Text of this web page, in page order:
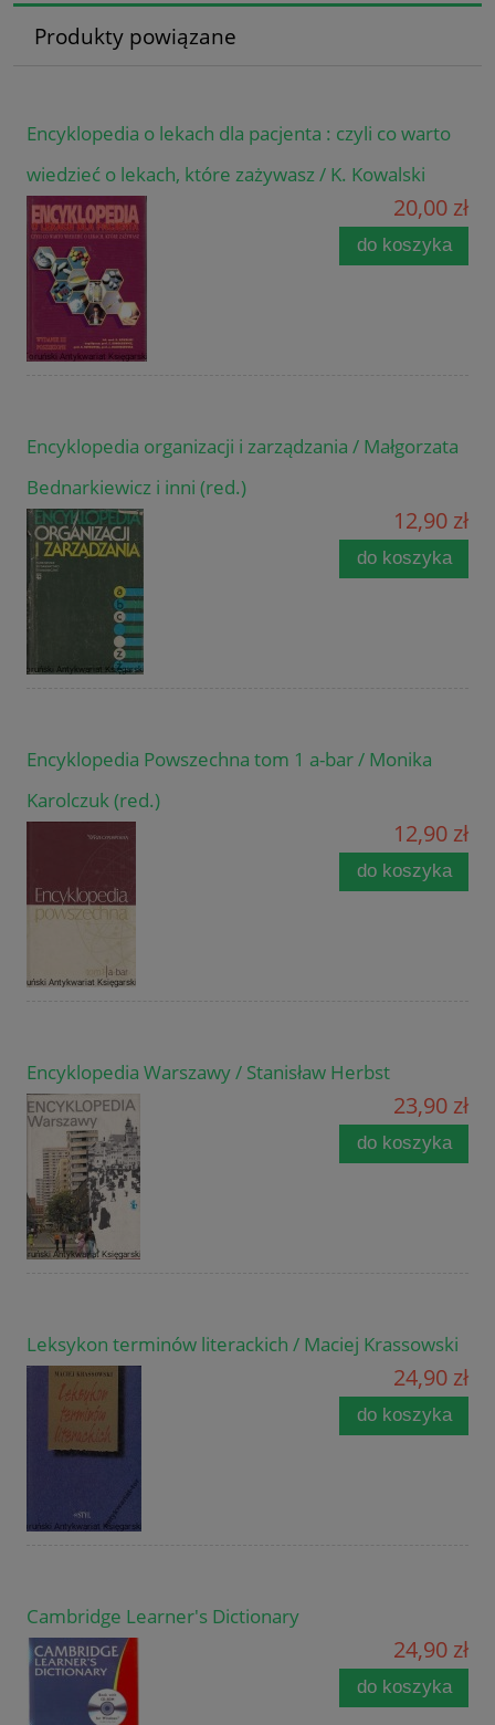
Produkty powiązane
Encyklopedia o lekach dla pacjenta : czyli co warto
wiedzieć o lekach, które zażywasz / K. Kowalski
20,00 zł
do koszyka
Encyklopedia organizacji i zarządzania / Małgorzata
Bednarkiewicz i inni (red.)
12,90 zł
do koszyka
Encyklopedia Powszechna tom 1 a-bar / Monika
Karolczuk (red.)
12,90 zł
do koszyka
Encyklopedia Warszawy / Stanisław Herbst
23,90 zł
do koszyka
Leksykon terminów literackich / Maciej Krassowski
24,90 zł
do koszyka
Cambridge Learner's Dictionary
24,90 zł
do koszyka